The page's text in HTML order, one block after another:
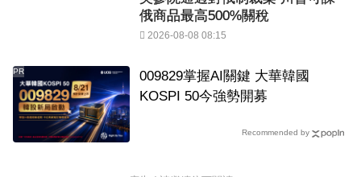
俄商品最高500%關稅
2026-08-08 08:15
009829掌握AI關鍵 大華韓國
KOSPI 50今強勢開募
PR
Recommended by